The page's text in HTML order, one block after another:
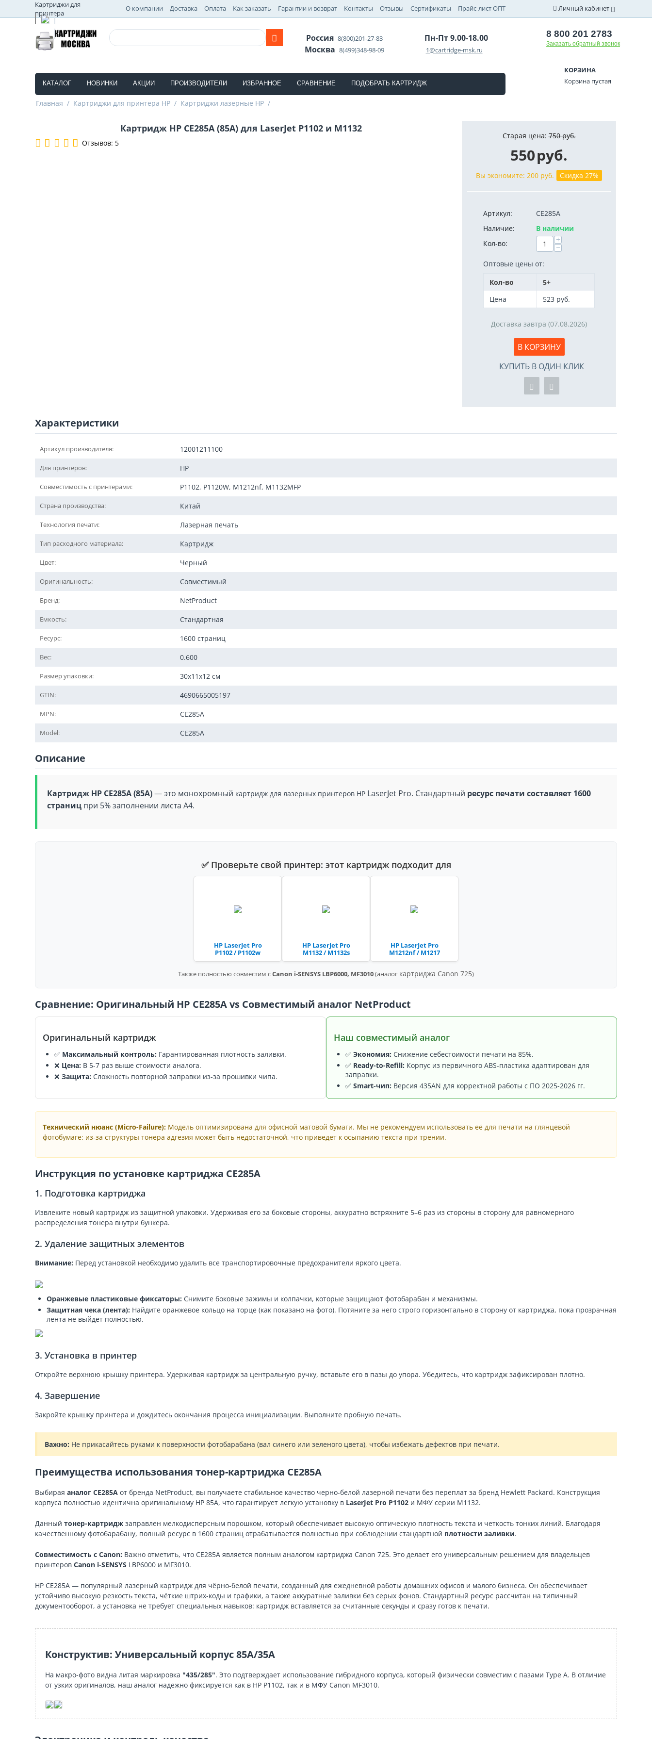
Картриджи для
принтера
О компании Доставка Оплата Как заказать Гарантии и возврат Контакты Отзывы Сертификаты Прайс-лист ОПТ Личный кабинет
Россия8(800)201-27-83
Москва8(499)348-98-09
Пн-Пт 9.00-18.00
1@cartridge-msk.ru
8 800 201 2783
Заказать обратный звонок
КАТАЛОГ НОВИНКИ АКЦИИ ПРОИЗВОДИТЕЛИ ИЗБРАННОЕ СРАВНЕНИЕ ПОДОБРАТЬ КАРТРИДЖ
КОРЗИНА
Корзина пустая
Главная / Картриджи для принтера HP / Картриджи лазерные HP /
Картридж HP CE285A (85A) для LaserJet P1102 и M1132
Отзывов: 5
Старая цена: 750 руб.
550руб.
Вы экономите: 200 руб. Скидка 27%
Артикул:
CE285A
Наличие:
В наличии
Кол-во:
+
−
Оптовые цены от:
Кол-во
5+
Цена
523 руб.
Доставка завтра (07.08.2026)
В КОРЗИНУ
КУПИТЬ В ОДИН КЛИК
Характеристики
Артикул производителя: 12001211100
Для принтеров: HP
Совместимость с принтерами: P1102, P1120W, M1212nf, M1132MFP
Страна производства: Китай
Технология печати: Лазерная печать
Тип расходного материала: Картридж
Цвет: Черный
Оригинальность: Совместимый
Бренд: NetProduct
Емкость: Стандартная
Ресурс: 1600 страниц
Вес: 0.600
Размер упаковки: 30x11x12 см
GTIN: 4690665005197
MPN: CE285A
Model: CE285A
Описание
Картридж HP CE285A (85A)— это монохромный картридж для лазерных принтеров HP LaserJet Pro. Стандартный ресурс печати составляет 1600
страниц при 5% заполнении листа А4.
✅ Проверьте свой принтер: этот картридж подходит для
HP LaserJet Pro
P1102 / P1102w
HP LaserJet Pro
M1132 / M1132s
HP LaserJet Pro
M1212nf / M1217
Также полностью совместим сCanon i-SENSYS LBP6000, MF3010(аналог картриджа Canon 725)
Сравнение: Оригинальный HP CE285A vs Совместимый аналог NetProduct
Оригинальный картридж
✅ Максимальный контроль: Гарантированная плотность заливки.
❌ Цена: В 5-7 раз выше стоимости аналога.
❌ Защита: Сложность повторной заправки из-за прошивки чипа.
Наш совместимый аналог
✅ Экономия: Снижение себестоимости печати на 85%.
✅ Ready-to-Refill: Корпус из первичного ABS-пластика адаптирован для
заправки.
✅ Smart-чип: Версия 435AN для корректной работы с ПО 2025-2026 гг.
Технический нюанс (Micro-Failure): Модель оптимизирована для офисной матовой бумаги. Мы не рекомендуем использовать её для печати на глянцевой
фотобумаге: из-за структуры тонера адгезия может быть недостаточной, что приведет к осыпанию текста при трении.
Инструкция по установке картриджа CE285A
1. Подготовка картриджа
Извлеките новый картридж из защитной упаковки. Удерживая его за боковые стороны, аккуратно встряхните 5–6 раз из стороны в сторону для равномерного
распределения тонера внутри бункера.
2. Удаление защитных элементов
Внимание: Перед установкой необходимо удалить все транспортировочные предохранители яркого цвета.
Оранжевые пластиковые фиксаторы: Снимите боковые зажимы и колпачки, которые защищают фотобарабан и механизмы.
Защитная чека (лента): Найдите оранжевое кольцо на торце (как показано на фото). Потяните за него строго горизонтально в сторону от картриджа, пока прозрачная
лента не выйдет полностью.
3. Установка в принтер
Откройте верхнюю крышку принтера. Удерживая картридж за центральную ручку, вставьте его в пазы до упора. Убедитесь, что картридж зафиксирован плотно.
4. Завершение
Закройте крышку принтера и дождитесь окончания процесса инициализации. Выполните пробную печать.
Важно: Не прикасайтесь руками к поверхности фотобарабана (вал синего или зеленого цвета), чтобы избежать дефектов при печати.
Преимущества использования тонер-картриджа CE285A
Выбирая аналог CE285A от бренда NetProduct, вы получаете стабильное качество черно-белой лазерной печати без переплат за бренд Hewlett Packard. Конструкция
корпуса полностью идентична оригинальному HP 85A, что гарантирует легкую установку в LaserJet Pro P1102 и МФУ серии M1132.
Данный тонер-картридж заправлен мелкодисперсным порошком, который обеспечивает высокую оптическую плотность текста и четкость тонких линий. Благодаря
качественному фотобарабану, полный ресурс в 1600 страниц отрабатывается полностью при соблюдении стандартной плотности заливки.
Совместимость с Canon: Важно отметить, что CE285A является полным аналогом картриджа Canon 725. Это делает его универсальным решением для владельцев
принтеров Canon i-SENSYS LBP6000 и MF3010.
HP CE285A — популярный лазерный картридж для чёрно-белой печати, созданный для ежедневной работы домашних офисов и малого бизнеса. Он обеспечивает
устойчиво высокую резкость текста, чёткие штрих-коды и графики, а также аккуратные заливки без серых фонов. Стандартный ресурс рассчитан на типичный
документооборот, а установка не требует специальных навыков: картридж вставляется за считанные секунды и сразу готов к печати.
Конструктив: Универсальный корпус 85A/35A
На макро-фото видна литая маркировка "435/285". Это подтверждает использование гибридного корпуса, который физически совместим с пазами Type A. В отличие
от узких оригиналов, наш аналог надежно фиксируется как в HP P1102, так и в МФУ Canon MF3010.